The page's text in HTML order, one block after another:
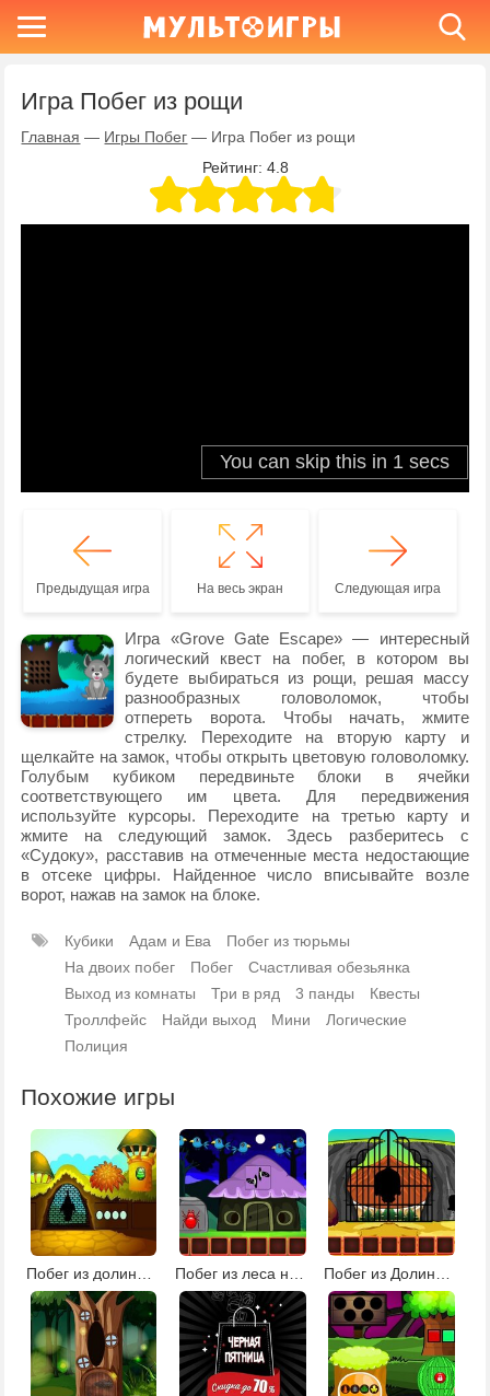
Игра Побег из рощи
Главная — Игры Побег — Игра Побег из рощи
Рейтинг: 4.8
Предыдущая игра На весь экран Следующая игра
Игра «Grove Gate Escape» — интересный
логический квест на побег, в котором вы
будете выбираться из рощи, решая массу
разнообразных головоломок, чтобы
отпереть ворота. Чтобы начать, жмите
стрелку. Переходите на вторую карту и
щелкайте на замок, чтобы открыть цветовую головоломку.
Голубым кубиком передвиньте блоки в ячейки
соответствующего им цвета. Для передвижения
используйте курсоры. Переходите на третью карту и
жмите на следующий замок. Здесь разберитесь с
«Судоку», расставив на отмеченные места недостающие
в отсеке цифры. Найденное число вписывайте возле
ворот, нажав на замок на блоке.
Кубики Адам и Ева
Побег из тюрьмы
На двоих побег
Побег
Счастливая обезьянка
Выход из комнаты
Три в ряд 3 панды
Квесты
Троллфейс
Найди выход Мини
Логические
Полиция
Похожие игры
Побег из долины башен Побег из леса на Хэллоуин 2 Побег из Долины черепа